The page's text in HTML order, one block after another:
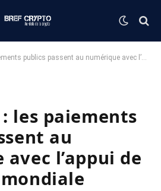
passent au numérique avec l’appui de la Banque mondiale
les paiements
au
l’appui de